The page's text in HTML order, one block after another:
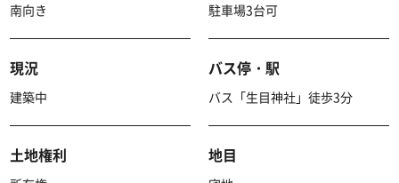
南向き 駐車場3台可
現況
建築中
バス停・駅
バス「生目神社」徒歩3分
土地権利 地目